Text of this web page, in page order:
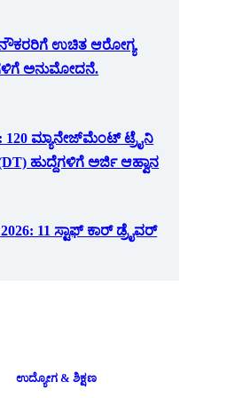
ಉಚಿತ ಆರೋಗ್ಯ
ಅನುಮೋದನೆ.
120 ಮ್ಯಾನೇಜ್‌ಮೆಂಟ್ ಟ್ರೈನಿ
ಹುದ್ದೆಗಳಿಗೆ ಅರ್ಜಿ ಆಹ್ವಾನ
11 ಸ್ಟಾಫ್ ಕಾರ್ ಡ್ರೈವರ್
ಉದ್ಯೋಗ & ಶಿಕ್ಷಣ